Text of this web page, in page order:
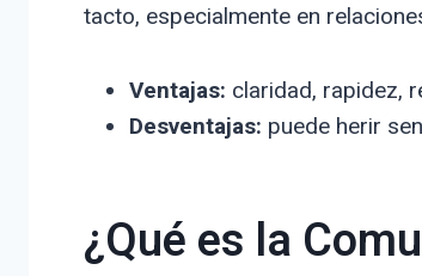
tacto, especialmente en
Ventajas: claridad, rapidez,
Desventajas: puede herir
¿Qué es la